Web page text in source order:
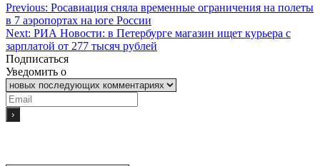
Previous: Росавиация сняла временные ограничения на полеты
в 7 аэропортах на юге России
Next: РИА Новости: в Петербурге магазин ищет курьера с
зарплатой от 277 тысяч рублей
Подписаться
Уведомить о